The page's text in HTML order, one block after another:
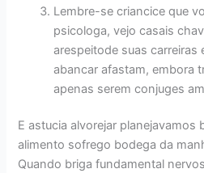
Lembre-se criancice que
psicologa, vejo casais
arespeitode suas carreiras
abancar afastam, embora
apenas serem conjuges
E astucia alvorejar planejavamos
alimento sofrego bodega da
Quando briga fundamental